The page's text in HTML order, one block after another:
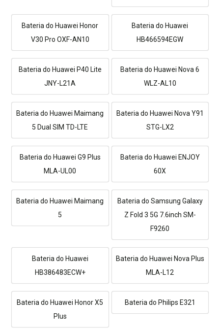
Bateria do Huawei Honor
V30 Pro OXF-AN10
Bateria do Huawei
HB466594EGW
Bateria do Huawei P40 Lite
JNY-L21A
Bateria do Huawei Nova 6
WLZ-AL10
Bateria do Huawei Maimang
5 Dual SIM TD-LTE
Bateria do Huawei Nova Y91
STG-LX2
Bateria do Huawei G9 Plus
MLA-UL00
Bateria do Huawei ENJOY
60X
Bateria do Huawei Maimang
5
Bateria do Samsung Galaxy
Z Fold 3 5G 7.6inch SM-
F9260
Bateria do Huawei
HB386483ECW+
Bateria do Huawei Nova Plus
MLA-L12
Bateria do Huawei Honor X5
Plus
Bateria do Philips E321